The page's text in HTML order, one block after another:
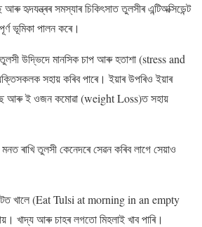
হৃদযন্ত্ৰৰ সমস্যাৰ চিকিৎসাত তুলসীৰ এন্টিঅক্সিডেন্ট
ভূমিকা পালন কৰে।
উদ্ভিদে মানসিক চাপ আৰু হতাশা (stress and
সহায় কৰিব পাৰে। ইয়াৰ উপৰিও ইয়াৰ
আৰু ই ওজন কমোৱা (weight Loss)ত সহায়
ৰাখি তুলসী কেনেদৰে সেৱন কৰিব লাগে সেয়াও
খালে (Eat Tulsi at morning in an empty
খাদ্য আৰু চাহৰ লগতো মিহলাই খাব পাৰি।